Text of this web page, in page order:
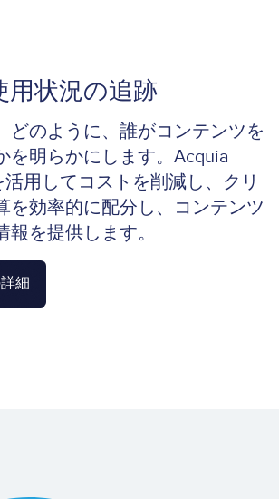
用状況の追跡
どのように、誰がコンテンツを
を明らかにします。Acquia
活用してコストを削減し、クリ
を効率的に配分し、コンテンツ
を提供します。
細